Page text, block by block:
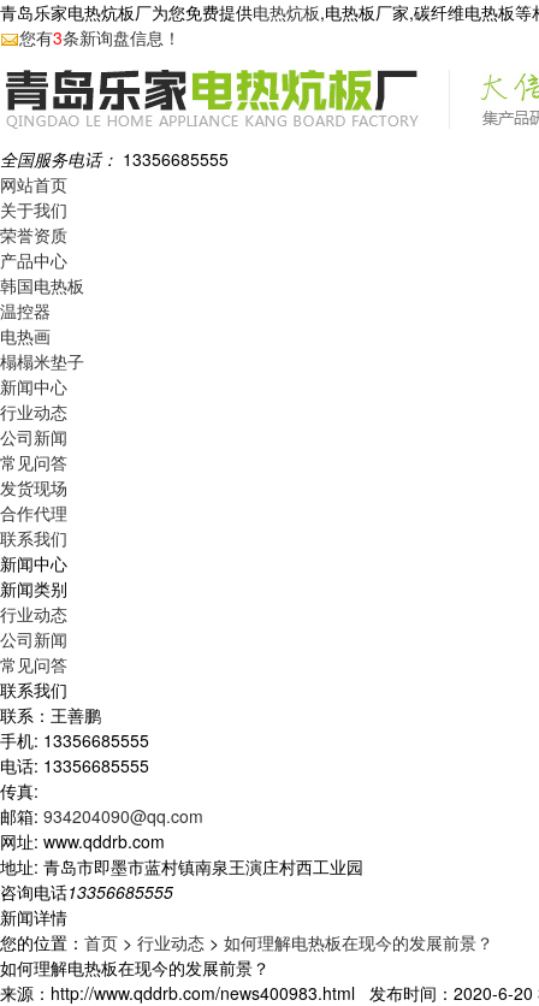
青岛乐家电热炕板厂为您免费提供电热炕板,电热板厂家,碳纤维电热板
您有3条新询盘信息！
全国服务电话： 13356685555
网站首页
关于我们
荣誉资质
产品中心
韩国电热板
温控器
电热画
榻榻米垫子
新闻中心
行业动态
公司新闻
常见问答
发货现场
合作代理
联系我们
新闻中心
新闻类别
行业动态
公司新闻
常见问答
联系我们
联系：王善鹏
手机: 13356685555
电话: 13356685555
传真:
邮箱: 934204090@qq.com
网址: www.qddrb.com
地址: 青岛市即墨市蓝村镇南泉王演庄村西工业园
咨询电话13356685555
新闻详情
您的位置： 首页 > 行业动态 > 如何理解电热板在现今的发展前景？
如何理解电热板在现今的发展前景？
来源：http://www.qddrb.com/news400983.html 发布时间：2020-6-20